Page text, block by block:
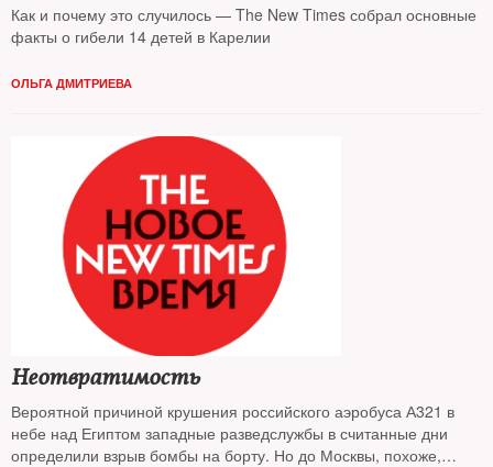
Как и почему это случилось — The New Times собрал основные
факты о гибели 14 детей в Карелии
ОЛЬГА ДМИТРИЕВА
Неотвратимость
Вероятной причиной крушения российского аэробуса А321 в
небе над Египтом западные разведслужбы в считанные дни
определили взрыв бомбы на борту. Но до Москвы, похоже,